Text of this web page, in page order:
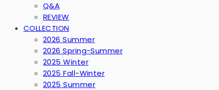
Q&A
REVIEW
COLLECTION
2026 Summer
2026 Spring-Summer
2025 Winter
2025 Fall-Winter
2025 Summer